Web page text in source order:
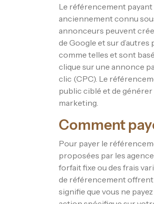
Le référencement payant
anciennement connu
annonceurs peuvent
de Google et sur
comme telles et sont
clique sur une annonce
clic (CPC). Le
public ciblé et de
marketing.
Comment
Pour payer le
proposées par les
forfait fixe ou des frais
de référencement offrent
signifie que vous ne